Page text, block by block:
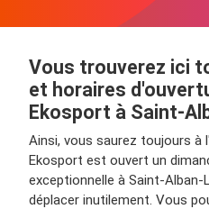
Vous trouverez ici
et horaires
Ekosport à Saint-
Ainsi, vous saurez toujours à
Ekosport est ouvert un
exceptionnelle à Saint-
déplacer inutilement. Vous